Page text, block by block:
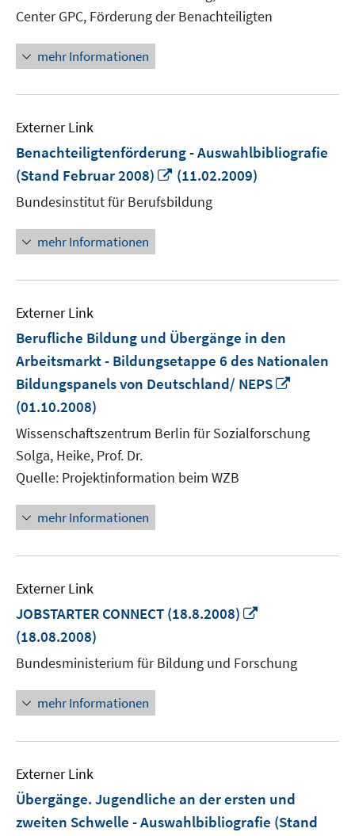
öffnen
Center GPC, Förderung der Benachteiligten
mehr Informationen
Externer Link
Benachteiligtenförderung - Auswahlbibliografie
(Stand Februar 2008)
In
neuem
Fenster
(11.02.2009)
Bundesinstitut für Berufsbildung
mehr Informationen
Externer Link
Berufliche Bildung und Übergänge in den
Arbeitsmarkt - Bildungsetappe 6 des Nationalen
Bildungspanels von Deutschland/ NEPS
öffnen
(01.10.2008)
Wissenschaftszentrum Berlin für Sozialforschung
Solga, Heike, Prof. Dr.
Quelle: Projektinformation beim WZB
mehr Informationen
Externer Link
JOBSTARTER CONNECT (18.8.2008)
öffnen
(18.08.2008)
Bundesministerium für Bildung und Forschung
mehr Informationen
Externer Link
Übergänge. Jugendliche an der ersten und
zweiten Schwelle - Auswahlbibliografie (Stand